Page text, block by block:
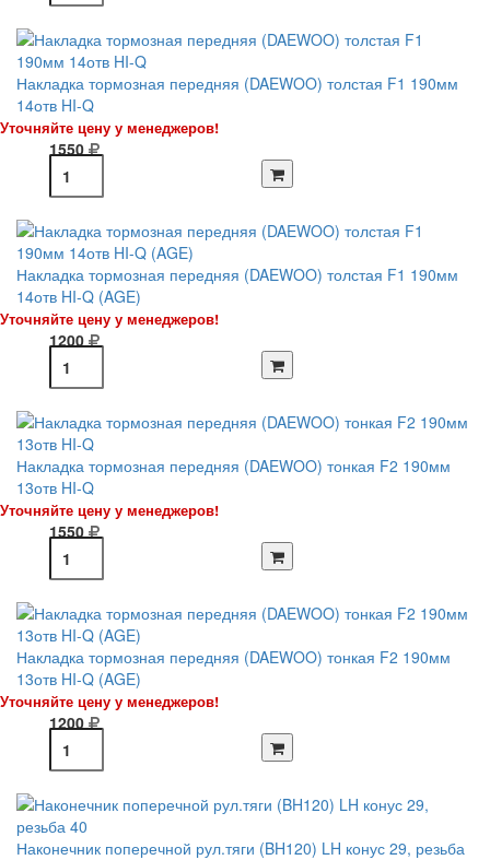
Накладка тормозная передняя (DAEWOO) толстая F1 190мм
14отв HI-Q
Уточняйте цену у менеджеров!
1550
Накладка тормозная передняя (DAEWOO) толстая F1 190мм
14отв HI-Q (AGE)
Уточняйте цену у менеджеров!
1200
Накладка тормозная передняя (DAEWOO) тонкая F2 190мм
13отв HI-Q
Уточняйте цену у менеджеров!
1550
Накладка тормозная передняя (DAEWOO) тонкая F2 190мм
13отв HI-Q (AGE)
Уточняйте цену у менеджеров!
1200
Наконечник поперечной рул.тяги (BH120) LH конус 29, резьба